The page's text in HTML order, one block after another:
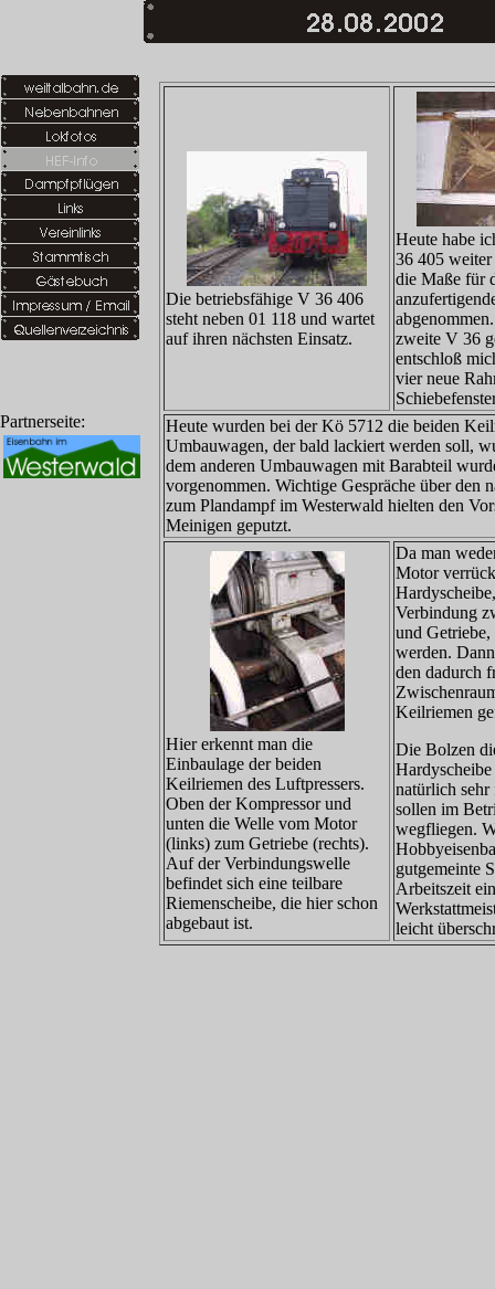
Die betriebsfähige V 36 406
steht neben 01 118 und wartet
auf ihren nächsten Einsatz.
Heute habe
36 405
die Maße für
zweite V 36
entschloß
vier neue
Heute wurden bei der Kö 5712 die beiden
Umbauwagen, der bald lackiert werden soll,
dem anderen Umbauwagen mit Barabteil
vorgenommen. Wichtige Gespräche über den
zum Plandampf im Westerwald hielten den
Meinigen geputzt.
Hier erkennt man die
Einbaulage der beiden
Keilriemen des Luftpressers.
Oben der Kompressor und
unten die Welle vom Motor
(links) zum Getriebe (rechts).
Auf der Verbindungswelle
befindet sich eine teilbare
Riemenscheibe, die hier schon
abgebaut ist.
Da man
Motor
Verbindung
und Getriebe,
werden.
den dadurch
Keilriemen
Die Bolzen
natürlich sehr
sollen im
wegfliegen.
gutgemeinte
Arbeitszeit
leicht
Partnerseite: